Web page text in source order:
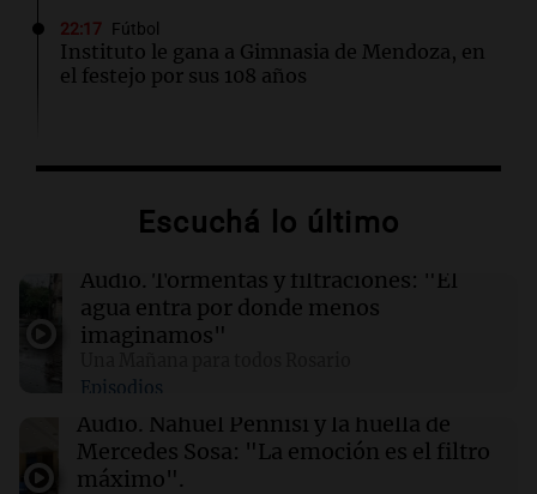
22:17 Fútbol
Instituto le gana a Gimnasia de Mendoza, en
el festejo por sus 108 años
Quiniela turista: conocé los números
22:10 Deportes Rosario
Newell's visita este domingo a Defensa y
Justicia para volver al triunfo
22:03 Tecnología
El nuevo centro de datos de Amazon en Texas
podría ser el mayor contaminador climático
de EE.UU.
Escuchá lo último
Audio. Tormentas y filtraciones: "El
agua entra por donde menos
imaginamos"
Episodios
Audio. Nahuel Pennisi y la huella de
Mercedes Sosa: "La emoción es el filtro
máximo".